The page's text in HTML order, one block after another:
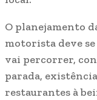
O planejamento
motorista deve
vai percorrer,
parada,
restaurantes à